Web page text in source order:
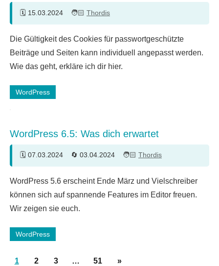
15.03.2024 Thordis
Kommentar
Die Gültigkeit des Cookies für passwortgeschützte
Beiträge und Seiten kann individuell angepasst werden.
Wie das geht, erkläre ich dir hier.
WordPress
WordPress 6.5: Was dich erwartet
07.03.2024 03.04.2024 Thordis
WordPress 5.6 erscheint Ende März und Vielschreiber
können sich auf spannende Features im Editor freuen.
Wir zeigen sie euch.
WordPress
Seitennummerierung
1 2 3 … 51
Nächste
»